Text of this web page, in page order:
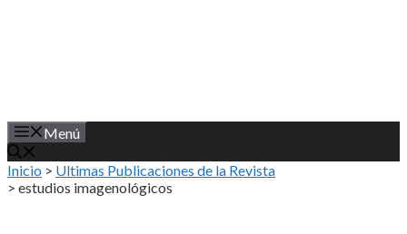
Menú
Inicio > Ultimas Publicaciones de la Revista
> estudios imagenológicos